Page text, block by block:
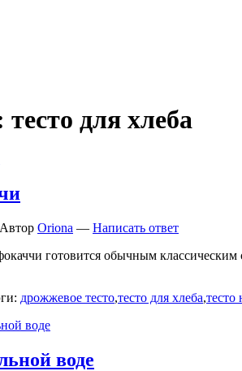
тесто для хлеба
Автор Oriona — Написать ответ
готовится обычным
дрожжевое тесто,тесто для хлеба,тесто
воде